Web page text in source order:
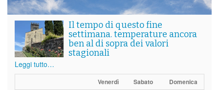
Il tempo di questo fine
settimana. temperature ancora
ben al di sopra dei valori
stagionali
Leggi tutto…
Venerdì Sabato Domenica